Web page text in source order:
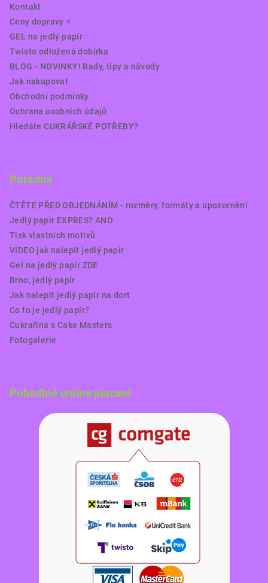
Kontakt
Ceny dopravy ⚡️
GEL na jedlý papír
Twisto odložená dobírka
BLOG - NOVINKY! Rady, tipy a návody
Jak nakupovat
Obchodní podmínky
Ochrana osobních údajů
Hledáte CUKRÁŘSKÉ POTŘEBY?
Poradna
ČTĚTE PŘED OBJEDNÁNÍM - rozměry, formáty a upozornění
Jedlý papír EXPRES? ANO
Tisk vlastních motivů
VIDEO jak nalepit jedlý papír
Gel na jedlý papír ZDE
Brno, jedlý papír
Jak nalepit jedlý papír na dort
Co to je jedlý papír?
Cukrařina s Cake Masters
Fotogalerie
Pohodlné online placení